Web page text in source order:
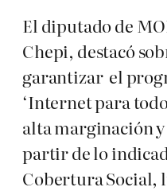
El diputado de
Chepi, destacó
garantizar el
‘Internet para
alta marginación
partir de lo
Cobertura Social,